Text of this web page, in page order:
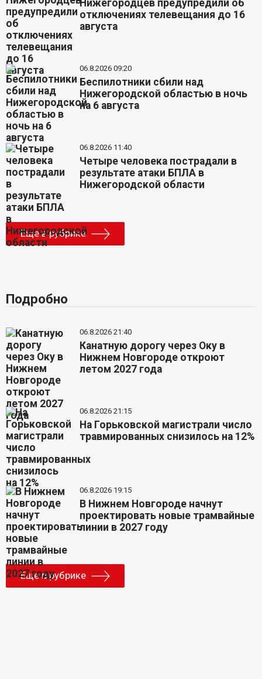
Нижегородцев предупредили об
отключениях телевещания до 16
августа
06.8.2026 09:20
Беспилотники сбили над
Нижегородской областью в ночь
на 6 августа
06.8.2026 11:40
Четыре человека пострадали в
результате атаки БПЛА в
Нижегородской области
Еще в рубрике
Подробно
06.8.2026 21:40
Канатную дорогу через Оку в
Нижнем Новгороде откроют
летом 2027 года
06.8.2026 21:15
На Горьковской магистрали число
травмированных снизилось на 12%
06.8.2026 19:15
В Нижнем Новгороде начнут
проектировать новые трамвайные
линии в 2027 году
Еще в рубрике